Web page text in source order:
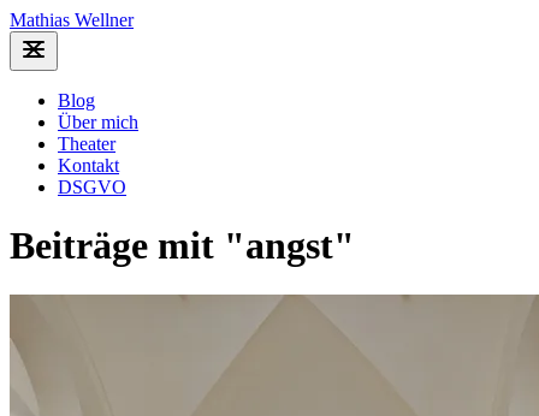
Mathias Wellner
Blog
Über mich
Theater
Kontakt
DSGVO
Beiträge mit "angst"